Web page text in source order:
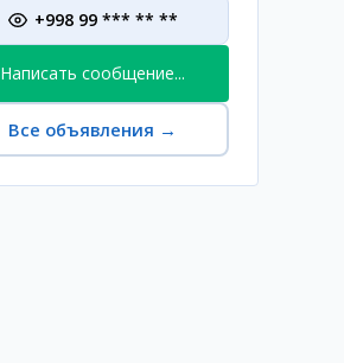
+998 99 *** ** **
Написать сообщение...
Все объявления →